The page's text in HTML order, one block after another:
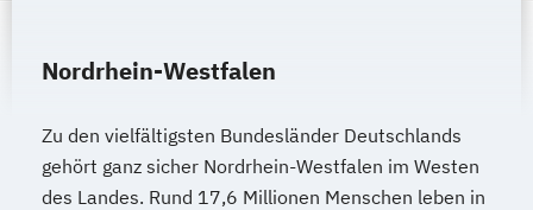
Nordrhein-Westfalen
Zu den vielfältigsten Bundesländer Deutschlands
gehört ganz sicher Nordrhein-Westfalen im Westen
des Landes. Rund 17,6 Millionen Menschen leben in